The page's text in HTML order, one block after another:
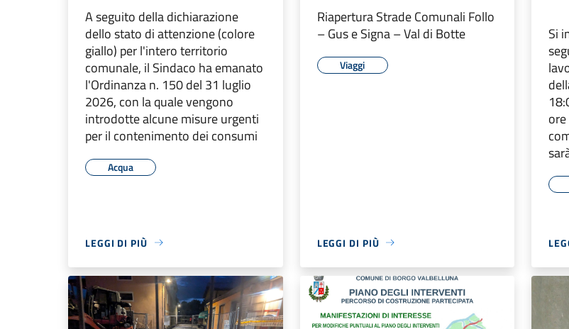
A seguito della dichiarazione
dello stato di attenzione (colore
giallo) per l'intero territorio
comunale, il Sindaco ha emanato
l'Ordinanza n. 150 del 31 luglio
2026, con la quale vengono
introdotte alcune misure urgenti
per il contenimento dei consumi
Acqua
LEGGI DI PIÙ
Riapertura Strade Comunali Follo
– Gus e Signa – Val di Botte
Viaggi
LEGGI DI PIÙ
Si